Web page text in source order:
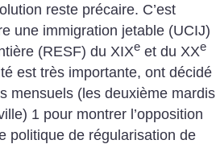
reste précaire. C’est
une immigration jetable (UCIJ)
(RESF) du XIXe et du XXe
est très importante, ont décidé
mensuels (les deuxième mardis
1 pour montrer l’opposition
politique de régularisation de